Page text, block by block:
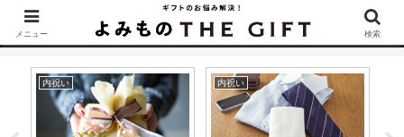
▶︎カタログギフトを探すなら『ソムリエ＠ギフト』をCheck！
内祝い 内祝い
メニュー 検索